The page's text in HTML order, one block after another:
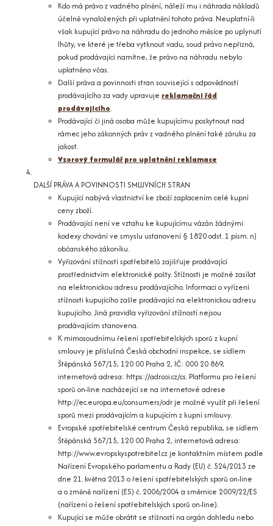
Kdo má právo z vadného plnění, náleží mu i náhrada nákladů
účelně vynaložených při uplatnění tohoto práva. Neuplatní-li
však kupující právo na náhradu do jednoho měsíce po uplynutí
lhůty, ve které je třeba vytknout vadu, soud právo nepřizná,
pokud prodávající namítne, že právo na náhradu nebylo
uplatněno včas.
Další práva a povinnosti stran související s odpovědností
prodávajícího za vady upravuje reklamační řád
prodávajícího.
Prodávající či jiná osoba může kupujícímu poskytnout nad
rámec jeho zákonných práv z vadného plnění také záruku za
jakost.
Vzorový formulář pro uplatnění reklamace
DALŠÍ PRÁVA A POVINNOSTI SMLUVNÍCH STRAN
Kupující nabývá vlastnictví ke zboží zaplacením celé kupní
ceny zboží.
Prodávající není ve vztahu ke kupujícímu vázán žádnými
kodexy chování ve smyslu ustanovení § 1820 odst. 1 písm. n)
občanského zákoníku.
Vyřizování stížností spotřebitelů zajišťuje prodávající
prostřednictvím elektronické pošty. Stížnosti je možné zasílat
na elektronickou adresu prodávajícího. Informaci o vyřízení
stížnosti kupujícího zašle prodávající na elektronickou adresu
kupujícího. Jiná pravidla vyřizování stížností nejsou
prodávajícím stanovena.
K mimosoudnímu řešení spotřebitelských sporů z kupní
smlouvy je příslušná Česká obchodní inspekce, se sídlem
Štěpánská 567/15, 120 00 Praha 2, IČ: 000 20 869,
internetová adresa: https://adr.coi.cz/cs. Platformu pro řešení
sporů on-line nacházející se na internetové adrese
http://ec.europa.eu/consumers/odr je možné využít při řešení
sporů mezi prodávajícím a kupujícím z kupní smlouvy.
Evropské spotřebitelské centrum Česká republika, se sídlem
Štěpánská 567/15, 120 00 Praha 2, internetová adresa:
http://www.evropskyspotrebitel.cz je kontaktním místem podle
Nařízení Evropského parlamentu a Rady (EU) č. 524/2013 ze
dne 21. května 2013 o řešení spotřebitelských sporů on-line
a o změně nařízení (ES) č. 2006/2004 a směrnice 2009/22/ES
(nařízení o řešení spotřebitelských sporů on-line).
Kupující se může obrátit se stížností na orgán dohledu nebo